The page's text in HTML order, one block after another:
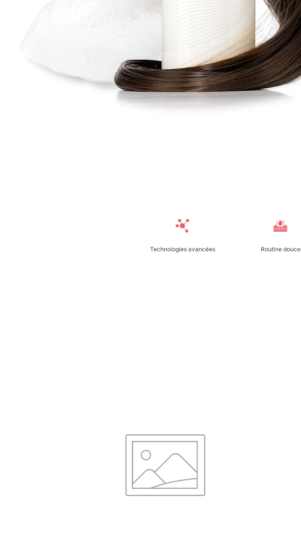
Technologies avancées Routine douce